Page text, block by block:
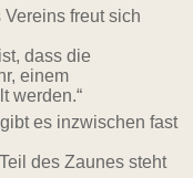
freut sich
dass die
einem
werden.“
es inzwischen fast
des Zaunes steht